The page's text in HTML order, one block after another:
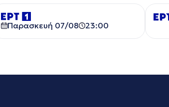
Παρασκευή 07/08 23:00